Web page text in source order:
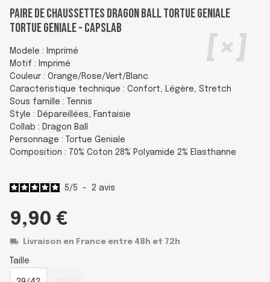
Paire de Chaussettes Dragon Ball Tortue Geniale
Tortue Geniale - Capslab
Modele : Imprimé
Motif : Imprimé
Couleur : Orange/Rose/Vert/Blanc
Caracteristique technique : Confort, Légère, Stretch
Sous famille : Tennis
Style : Dépareillées, Fantaisie
Collab : Dragon Ball
Personnage : Tortue Geniale
Composition : 70% Coton 28% Polyamide 2% Elasthanne
5/5 - 2 avis
9,90 €
Livraison en France entre 48h et 72h
Taille